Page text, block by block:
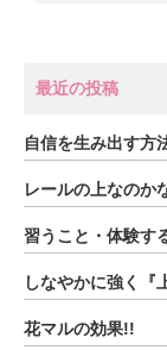
最近の投稿
自信を生み出す方
レールの上なのか
習うこと・体験す
しなやかに強く『
花マルの効果!!